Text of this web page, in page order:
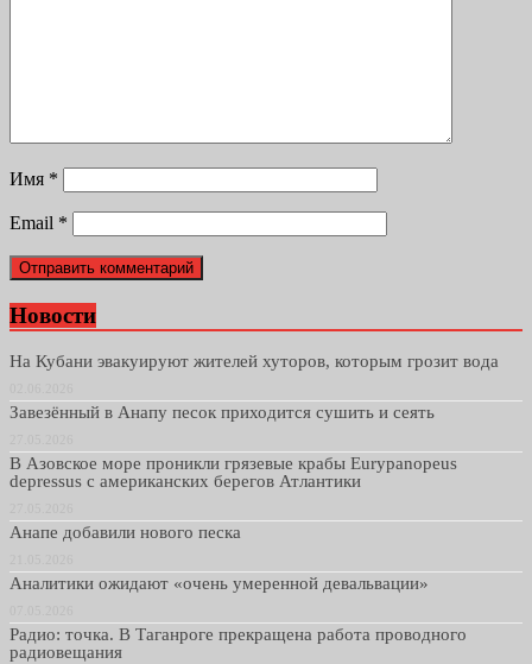
Имя *
Email *
Новости
На Кубани эвакуируют жителей хуторов, которым грозит вода
Завезённый в Анапу песок приходится сушить и сеять
В Азовское море проникли грязевые крабы Eurypanopeus
depressus с американских берегов Атлантики
Анапе добавили нового песка
Аналитики ожидают «очень умеренной девальвации»
Радио: точка. В Таганроге прекращена работа проводного
радиовещания